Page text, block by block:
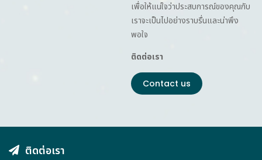
เพื่อให้แน่ใจว่าประสบการณ์ของคุณกับ
เราจะเป็นไปอย่างราบรื่นและน่าพึง
พอใจ
ติดต่อเรา
Contact us
ติดต่อเรา